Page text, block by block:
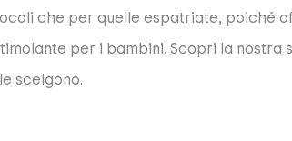
che per quelle espatriate, poiché
per i bambini. Scopri la nostra
scelgono.